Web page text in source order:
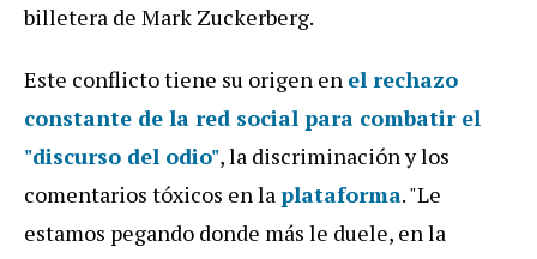
billetera de Mark Zuckerberg.
Este conflicto tiene su origen en el rechazo
constante de la red social para combatir el
"discurso del odio", la discriminación y los
comentarios tóxicos en laplataforma. "Le
estamos pegando donde más le duele, en la